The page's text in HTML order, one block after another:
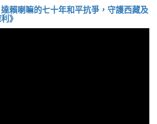
達賴喇嘛的七十年和平抗爭，守護西藏及
》